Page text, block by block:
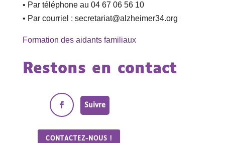
• Par téléphone au 04 67 06 56 10
• Par courriel : secretariat@alzheimer34.org
Formation des aidants familiaux
Restons en contact
Suivre
CONTACTEZ-NOUS !